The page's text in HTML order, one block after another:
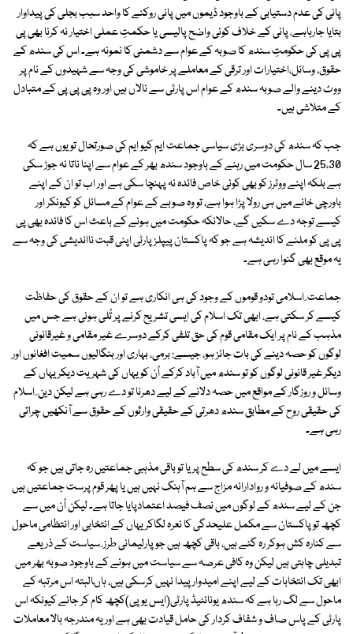
پانی کی عدم دستیابی کے باوجود ڈیموں میں پانی روکنے کا واحد سبب بجلی کی پیداوار
بتایا جارہاہے، پانی کے خلاف کوئی واضح پالیسی یا حکمتِ عملی اختیار نہ کرنا بھی پی
پی پی کی حکومتِ سندھ کا صوبہ کے عوام سے دشمنی کا نمونہ ہے۔ اس کی سندھ کے
حقوق، وسائل،اختیارات اور ترقی کے معاملے پر خاموشی کی وجہ سے شہیدوں کے نام پر
ووٹ دینے والے صوبہ سندھ کے عوام اس پارٹی سے نالاں ہیں اور وہ پی پی پی کے متبادل
کے متلاشی ہیں۔
جب کہ سندھ کی دوسری بڑی سیاسی جماعت ایم کیو ایم کی صورتحال تو یوں ہے کہ
25،30 سال حکومت میں رہنے کے باوجود سندھ بھر کے عوام سے اپنا ناتا نہ جوڑ سکی
ہے بلکہ اپنے ووٹرز کو بھی کوئی خاص فائدہ نہ پہنچا سکی ہے اور اب تو ان کے اپنے
باورچی خانے میں ہی رولا پڑا ہوا ہے، تو وہ صوبے کے عوام کے مسائل کو کیونکر اور
کیسے توجہ دے سکیں گے، حالانکہ حکومت میں ہونے کے باعث اس کا فائدہ بھی پی
پی پی کو ملنے کا اندیشہ ہے جو کہ پاکستان پیپلزپارٹی اپنی قبت نااندیشی کی وجہ سے
یہ موقع بھی گنوا رہی ہے۔
جماعت ِ اسلامی تودو قوموں کے وجود کی ہی انکاری ہے تو ان کے حقوق کی حفاظت
کیسے کر سکتی ہے، ابھی تک اسلام کی ایسی تشریح کرنے پر تُلی ہوئی ہے جس میں
مذہب کے نام پر ایک مقامی قوم کی حق تلفی کرکے دوسرے غیر مقامی و غیرقانونی
لوگوں کو حصہ دینے کی بات جائز ہو، جیسے: برمی، بہاری اور بنگالیوں سمیت افغانوں اور
دیگر غیر قانونی لوگوں کو تو سندھ میں آباد کرکے اُن کویہاں کی شہریت دیکر یہاں کے
وسائل و روزگار کے مواقع میں حصہ دلانے کے لیے دھرنا تو دے رہی ہے لیکن دین ِ اسلام
کی حقیقی روح کے مطابق سندھ دھرتی کے حقیقی وارثوں کے حقوق سے آنکھیں چراتی
رہی ہے۔
ایسے میں لے دے کر سندھ کی سطح پر یا تو باقی مذہبی جماعتیں رہ جاتی ہیں جو کہ
سندھ کے صوفیانہ و روادارانہ مزاج سے ہم آہنگ نہیں ہیں یا پھر قوم پرست جماعتیں ہیں
جن کے لیے سندھ کے لوگوں میں نصف فیصد اعتمادپایا جاتا ہے۔ لیکن اُن میں سے
کچھ تو پاکستان سے مکمل علیحدگی کا نعرہ لگاکر یہاں کے انتخابی اور انتظامی ماحول
سے کنارہ کش ہوکر رہ گئے ہیں، باقی کچھ ہیں جو پارلیمانی طرز ِ سیاست کے ذریعے
تبدیلی چاہتی ہیں لیکن وہ کافی عرصہ سے سیاست میں ہونے کے باوجود صوبہ بھر میں
ابھی تک انتخابات کے لیے اپنے امیدوارپیدا نہیں کرسکی ہیں، ہاںالبتہ اس مرتبہ کے
ماحول سے لگ رہا ہے کہ سندھ یونائٹیڈ پارٹی(ایس یو پی)کچھ کام کر جائے کیونکہ اس
پارٹی کے پاس صاف و شفاف کردار کی حامل قیادت بھی ہے اور یہ مندرجہ بالا معاملات